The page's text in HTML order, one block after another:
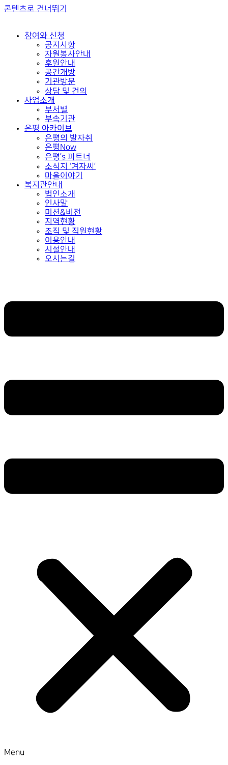
콘텐츠로 건너뛰기
참여와 신청
공지사항
자원봉사안내
후원안내
공간개방
기관방문
상담 및 건의
사업소개
부서별
부속기관
은평 아카이브
은평의 발자취
은평Now
은평’s 파트너
소식지 ‘겨자씨’
마을이야기
복지관안내
법인소개
인사말
미션&비전
지역현황
조직 및 직원현황
이용안내
시설안내
오시는길
Menu